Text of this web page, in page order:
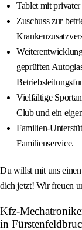
Tablet mit
Zuschuss zur
geprüften
Vielfältige
Club und ein
Familien-
Familienservice.
Du willst mit uns
dich jetzt! Wir freuen
Kfz-
in